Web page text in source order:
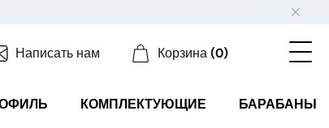
Написать нам Корзина (0)
КОМПЛЕКТУЮЩИЕ БАРАБАНЫ